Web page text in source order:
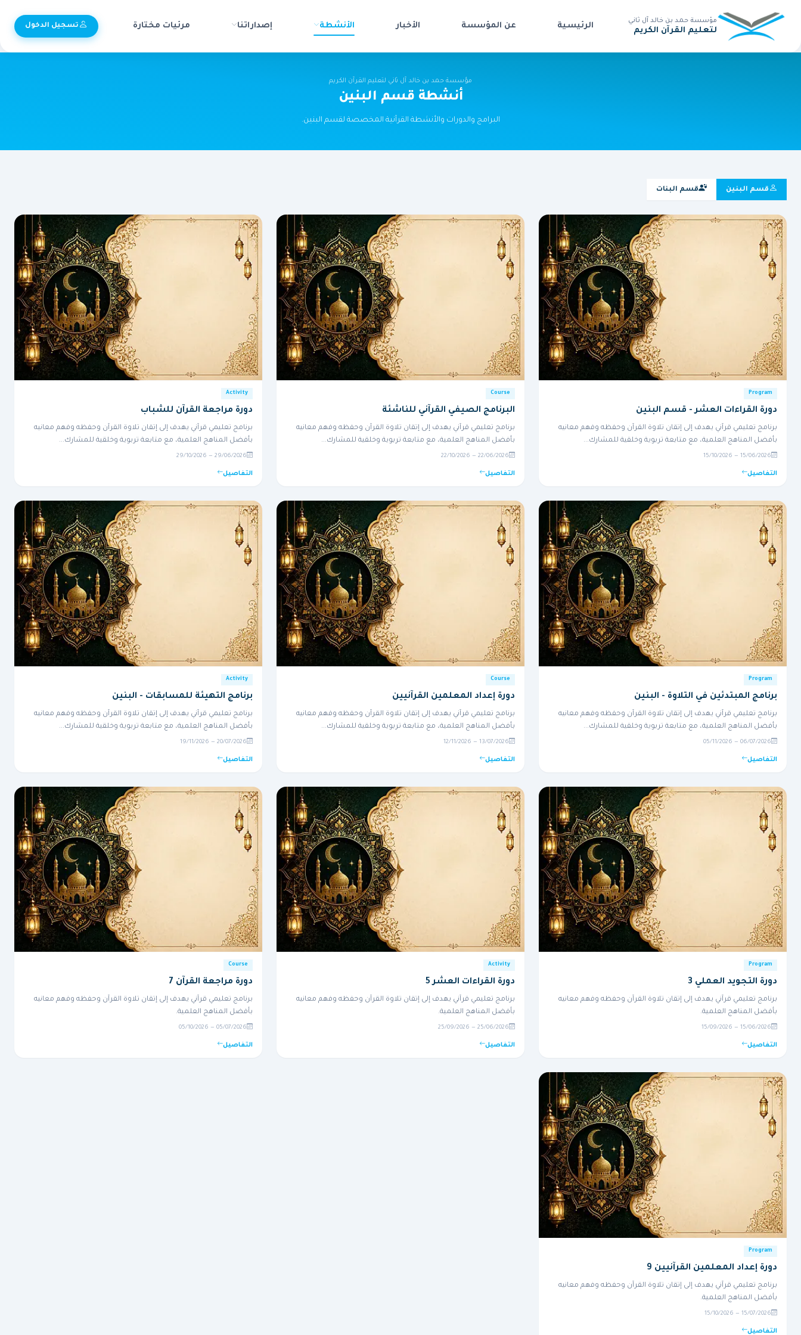
مؤسسة حمد بن خالد آل ثاني
لتعليم القرآن الكريم الرئيسية عن المؤسسة الأخبار الأنشطة إصداراتنا مرئيات مختارة تسجيل الدخول
مؤسسة حمد بن خالد آل ثاني لتعليم القرآن الكريم
أنشطة قسم البنين
البرامج والدورات والأنشطة القرآنية المخصصة لقسم البنين.
قسم البنين قسم البنات
Program
دورة القراءات العشر - قسم البنين
برنامج تعليمي قرآني يهدف إلى إتقان تلاوة القرآن وحفظه وفهم معانيه
بأفضل المناهج العلمية، مع متابعة تربوية وخلقية للمشارك...
15/06/2026 — 15/10/2026
التفاصيل
Course
البرنامج الصيفي القرآني للناشئة
برنامج تعليمي قرآني يهدف إلى إتقان تلاوة القرآن وحفظه وفهم معانيه
بأفضل المناهج العلمية، مع متابعة تربوية وخلقية للمشارك...
22/06/2026 — 22/10/2026
التفاصيل
Activity
دورة مراجعة القرآن للشباب
برنامج تعليمي قرآني يهدف إلى إتقان تلاوة القرآن وحفظه وفهم معانيه
بأفضل المناهج العلمية، مع متابعة تربوية وخلقية للمشارك...
29/06/2026 — 29/10/2026
التفاصيل
Program
برنامج المبتدئين في التلاوة - البنين
برنامج تعليمي قرآني يهدف إلى إتقان تلاوة القرآن وحفظه وفهم معانيه
بأفضل المناهج العلمية، مع متابعة تربوية وخلقية للمشارك...
06/07/2026 — 05/11/2026
التفاصيل
Course
دورة إعداد المعلمين القرآنيين
برنامج تعليمي قرآني يهدف إلى إتقان تلاوة القرآن وحفظه وفهم معانيه
بأفضل المناهج العلمية، مع متابعة تربوية وخلقية للمشارك...
13/07/2026 — 12/11/2026
التفاصيل
Activity
برنامج التهيئة للمسابقات - البنين
برنامج تعليمي قرآني يهدف إلى إتقان تلاوة القرآن وحفظه وفهم معانيه
بأفضل المناهج العلمية، مع متابعة تربوية وخلقية للمشارك...
20/07/2026 — 19/11/2026
التفاصيل
Program
دورة التجويد العملي 3
برنامج تعليمي قرآني يهدف إلى إتقان تلاوة القرآن وحفظه وفهم معانيه
بأفضل المناهج العلمية.
15/06/2026 — 15/09/2026
التفاصيل
Activity
دورة القراءات العشر 5
برنامج تعليمي قرآني يهدف إلى إتقان تلاوة القرآن وحفظه وفهم معانيه
بأفضل المناهج العلمية.
25/06/2026 — 25/09/2026
التفاصيل
Course
دورة مراجعة القرآن 7
برنامج تعليمي قرآني يهدف إلى إتقان تلاوة القرآن وحفظه وفهم معانيه
بأفضل المناهج العلمية.
05/07/2026 — 05/10/2026
التفاصيل
Program
دورة إعداد المعلمين القرآنيين 9
برنامج تعليمي قرآني يهدف إلى إتقان تلاوة القرآن وحفظه وفهم معانيه
بأفضل المناهج العلمية.
15/07/2026 — 15/10/2026
التفاصيل